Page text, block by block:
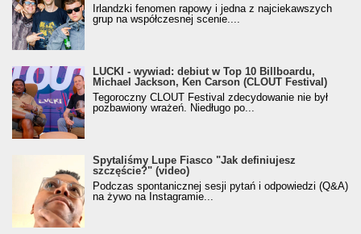
Irlandzki fenomen rapowy i jedna z najciekawszych
grup na współczesnej scenie....
LUCKI - wywiad: debiut w Top 10 Billboardu,
Michael Jackson, Ken Carson (CLOUT Festival)
Tegoroczny CLOUT Festival zdecydowanie nie był
pozbawiony wrażeń. Niedługo po...
Spytaliśmy Lupe Fiasco "Jak definiujesz
szczęście?" (video)
Podczas spontanicznej sesji pytań i odpowiedzi (Q&A)
na żywo na Instagramie...